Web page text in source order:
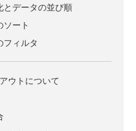
とデータの並び順
ソート
フィルタ
ウトについて